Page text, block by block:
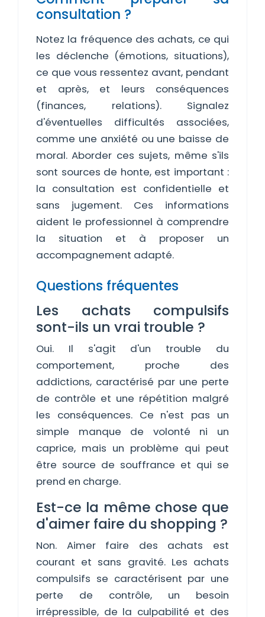
consultation ?
Notez la fréquence des achats, ce qui
les déclenche (émotions, situations),
ce que vous ressentez avant, pendant
et après, et leurs conséquences
(finances, relations). Signalez
d'éventuelles difficultés associées,
comme une anxiété ou une baisse de
moral. Aborder ces sujets, même s'ils
sont sources de honte, est important :
la consultation est confidentielle et
sans jugement. Ces informations
aident le professionnel à comprendre
la situation et à proposer un
accompagnement adapté.
Questions fréquentes
Les achats compulsifs
sont-ils un vrai trouble ?
Oui. Il s'agit d'un trouble du
comportement, proche des
addictions, caractérisé par une perte
de contrôle et une répétition malgré
les conséquences. Ce n'est pas un
simple manque de volonté ni un
caprice, mais un problème qui peut
être source de souffrance et qui se
prend en charge.
Est-ce la même chose que
d'aimer faire du shopping ?
Non. Aimer faire des achats est
courant et sans gravité. Les achats
compulsifs se caractérisent par une
perte de contrôle, un besoin
irrépressible, de la culpabilité et des